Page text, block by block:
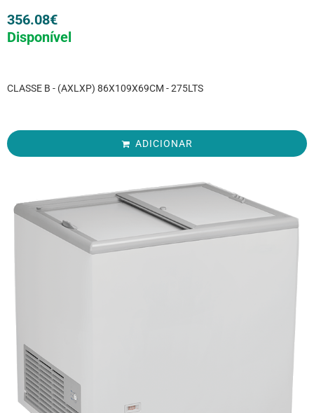
356.08€
Disponível
CLASSE B - (AXLXP) 86X109X69CM - 275LTS
ADICIONAR